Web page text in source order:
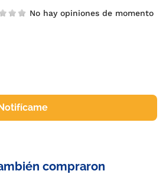
No hay opiniones de momento
compraron